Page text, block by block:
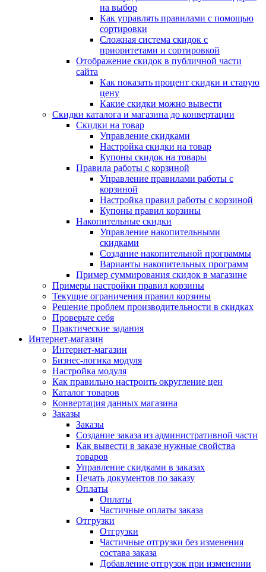
на выбор
Как управлять правилами с помощью
сортировки
Сложная система скидок с
приоритетами и сортировкой
Отображение скидок в публичной части
сайта
Как показать процент скидки и старую
цену
Какие скидки можно вывести
Скидки каталога и магазина до конвертации
Скидки на товар
Управление скидками
Настройка скидки на товар
Купоны скидок на товары
Правила работы с корзиной
Управление правилами работы с
корзиной
Настройка правил работы с корзиной
Купоны правил корзины
Накопительные скидки
Управление накопительными
скидками
Создание накопительной программы
Варианты накопительных программ
Пример суммирования скидок в магазине
Примеры настройки правил корзины
Текущие ограничения правил корзины
Решение проблем производительности в скидках
Проверьте себя
Практические задания
Интернет-магазин
Интернет-магазин
Бизнес-логика модуля
Настройка модуля
Как правильно настроить округление цен
Каталог товаров
Конвертация данных магазина
Заказы
Заказы
Создание заказа из административной части
Как вывести в заказе нужные свойства
товаров
Управление скидками в заказах
Печать документов по заказу
Оплаты
Оплаты
Частичные оплаты заказа
Отгрузки
Отгрузки
Частичные отгрузки без изменения
состава заказа
Добавление отгрузок при изменении